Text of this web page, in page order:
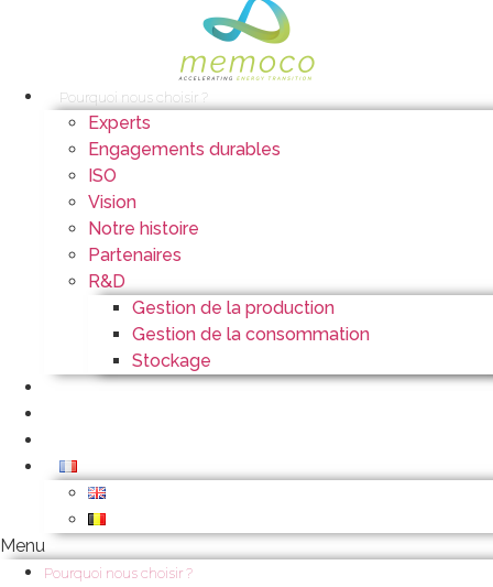
Pourquoi nous choisir ?
Experts
Engagements durables
ISO
Vision
Notre histoire
Partenaires
R&D
Gestion de la production
Gestion de la consommation
Stockage
Menu
Pourquoi nous choisir ?